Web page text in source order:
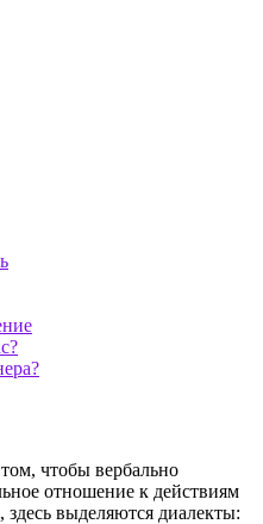
чтобы вербально
отношение к действиям
выделяются диалекты: